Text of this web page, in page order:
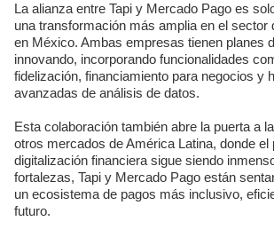
La alianza entre Tapi y Mercado Pago es
una transformación más amplia en el sector
en México. Ambas empresas tienen planes
innovando, incorporando funcionalidades
fidelización, financiamiento para negocios y
avanzadas de análisis de datos.
Esta colaboración también abre la puerta a
otros mercados de América Latina, donde el
digitalización financiera sigue siendo
fortalezas, Tapi y Mercado Pago están
un ecosistema de pagos más inclusivo,
futuro.